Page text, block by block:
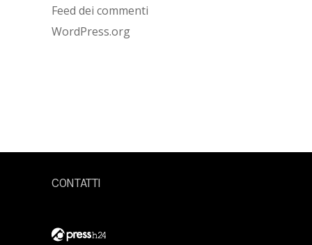
Feed dei commenti
WordPress.org
CONTATTI